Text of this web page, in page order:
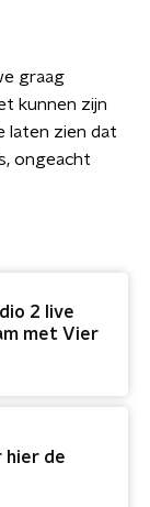
graag
kunnen zijn
laten zien dat
ongeacht
2 live
met Vier
hier de